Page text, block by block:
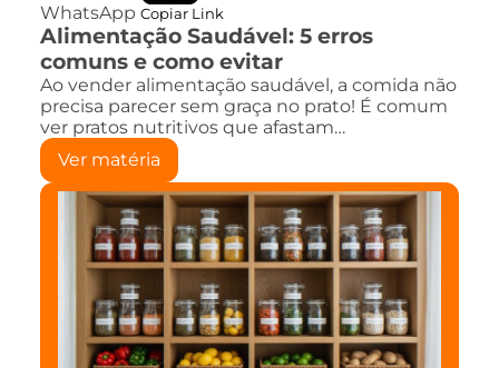
WhatsApp Copiar Link
Alimentação Saudável: 5 erros
comuns e como evitar
Ao vender alimentação saudável, a comida não
precisa parecer sem graça no prato! É comum
ver pratos nutritivos que afastam…
Ver matéria